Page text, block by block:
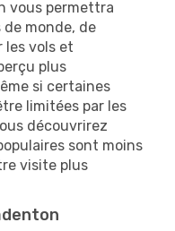
vous permettra
monde, de
les vols et
plus
si certaines
limitées par les
découvrirez
sont moins
visite plus